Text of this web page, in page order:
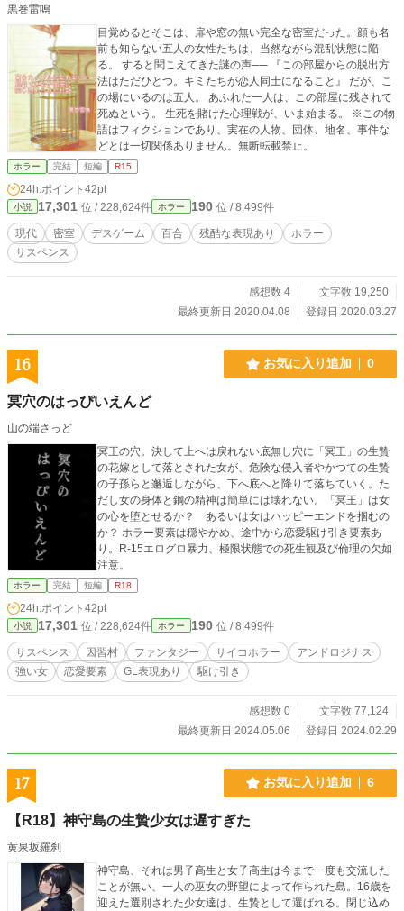
黒巻雷鳴
目覚めるとそこは、扉や窓の無い完全な密室だった。顔も名
前も知らない五人の女性たちは、当然ながら混乱状態に陥
る。 すると聞こえてきた謎の声── 『この部屋からの脱出方
法はただひとつ。キミたちが恋人同士になること』 だが、こ
の場にいるのは五人。 あふれた一人は、この部屋に残されて
死ぬという。 生死を賭けた心理戦が、いま始まる。 ※この物
語はフィクションであり、実在の人物、団体、地名、事件な
どとは一切関係ありません。無断転載禁止。
ホラー 完結 短編 R15
24h.ポイント 42pt
小説 17,301 位 / 228,624件 ホラー 190 位 / 8,499件
現代 密室 デスゲーム 百合 残酷な表現あり
ホラー
サスペンス
感想数 4
文字数 19,250
最終更新日 2020.04.08
登録日 2020.03.27
16 お気に入り追加 0
冥穴のはっぴいえんど
山の端さっど
冥王の穴。決して上へは戻れない底無し穴に「冥王」の生贄
の花嫁として落とされた女が、危険な侵入者やかつての生贄
の子孫らと邂逅しながら、下へ底へと降りて落ちていく。た
だし女の身体と鋼の精神は簡単には壊れない。「冥王」は女
の心を堕とせるか？ あるいは女はハッピーエンドを掴むの
か？ ホラー要素は穏やかめ、途中から恋愛駆け引き要素あ
り。R-15エログロ暴力、極限状態での死生観及び倫理の欠如
注意。
ホラー 完結 短編 R18
24h.ポイント 42pt
小説 17,301 位 / 228,624件 ホラー 190 位 / 8,499件
サスペンス 因習村 ファンタジー サイコホラー
アンドロジナス
強い女
恋愛要素 GL表現あり 駆け引き
感想数 0
文字数 77,124
最終更新日 2024.05.06
登録日 2024.02.29
17 お気に入り追加 6
【R18】神守島の生贄少女は遅すぎた
黄泉坂羅刹
神守島、それは男子高生と女子高生は今まで一度も交流した
ことが無い、一人の巫女の野望によって作られた島。16歳を
迎えた選別された少女達は、生贄として選ばれる。閉じ込め